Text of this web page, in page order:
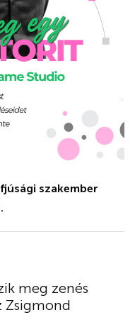
szakember
meg zenés
Zsigmond